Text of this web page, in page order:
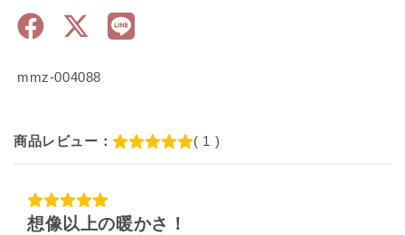
SKU:
mmz-004088
商品レビュー： ( 1 )
想像以上の暖かさ！